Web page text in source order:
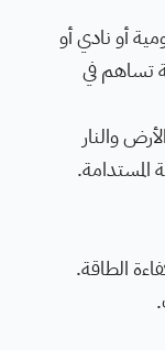
أو نادي أو
تساهم في
والنار
المستدامة.
الطاقة.